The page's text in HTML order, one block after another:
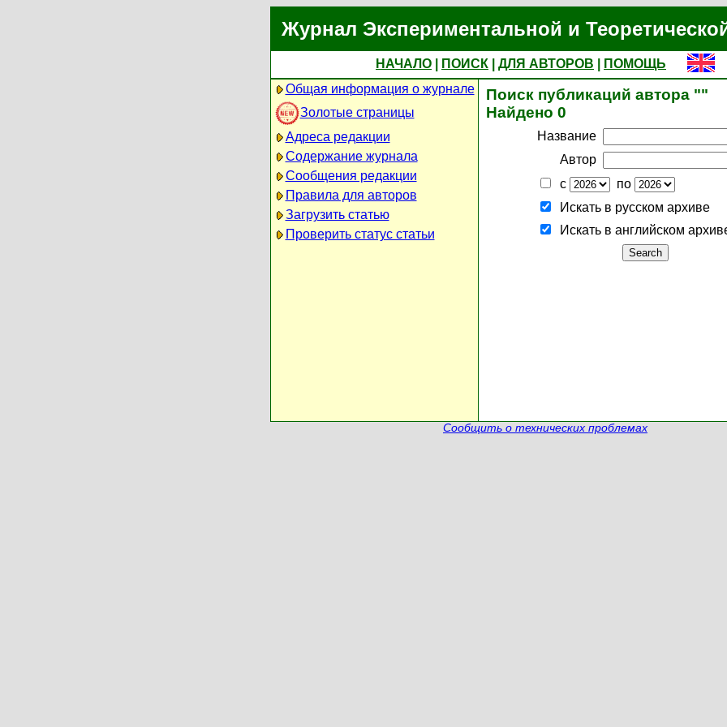
Журнал Экспериментальной и
НАЧАЛО ПОИСК ДЛЯ АВТОРОВ
ПОМОЩЬ
Общая информация о журнале
Золотые страницы
Адреса редакции
Содержание журнала
Сообщения редакции
Правила для авторов
Загрузить статью
Проверить статус статьи
Поиск публикаций автора ""
Найдено 0
Название
Автор
с
по
Искать в русском архиве
Искать в английском
Сообщить о технических проблемах